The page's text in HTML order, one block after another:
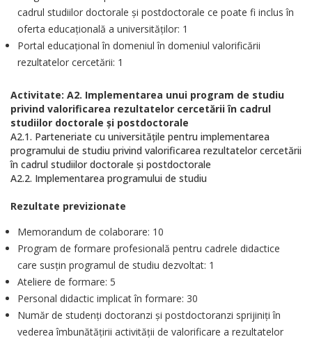
cadrul studiilor doctorale și postdoctorale ce poate fi inclus în
oferta educațională a universităților: 1
Portal educațional în domeniul în domeniul valorificării
rezultatelor cercetării: 1
Activitate: A2. Implementarea unui program de studiu
privind valorificarea rezultatelor cercetării în cadrul
studiilor doctorale și postdoctorale
A2.1. Parteneriate cu universitățile pentru implementarea
programului de studiu privind valorificarea rezultatelor cercetării
în cadrul studiilor doctorale și postdoctorale
A2.2. Implementarea programului de studiu
Rezultate previzionate
Memorandum de colaborare: 10
Program de formare profesională pentru cadrele didactice
care susțin programul de studiu dezvoltat: 1
Ateliere de formare: 5
Personal didactic implicat în formare: 30
Număr de studenți doctoranzi și postdoctoranzi sprijiniți în
vederea îmbunătățirii activității de valorificare a rezultatelor